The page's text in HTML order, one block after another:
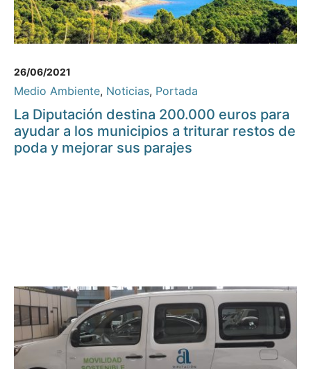
26/06/2021
Medio Ambiente, Noticias, Portada
La Diputación destina 200.000 euros para
ayudar a los municipios a triturar restos de
poda y mejorar sus parajes